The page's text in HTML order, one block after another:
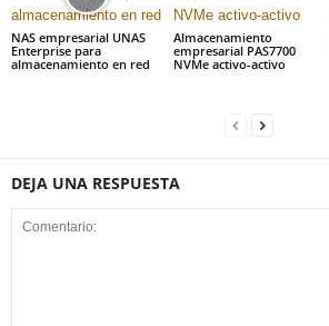
NAS empresarial UNAS
Enterprise para
almacenamiento en red
Almacenamiento
empresarial PAS7700
NVMe activo-activo
DEJA UNA RESPUESTA